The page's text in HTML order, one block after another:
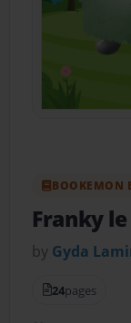
BOOKEMON
Franky
by Gyda
24pages